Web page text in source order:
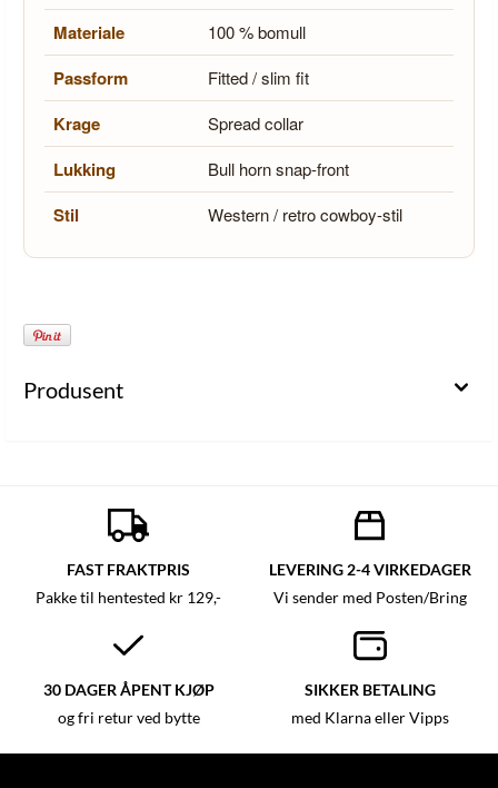
Materiale 100 % bomull
Passform Fitted / slim fit
Krage Spread collar
Lukking Bull horn snap-front
Stil Western / retro cowboy-stil
Produsent
FAST FRAKTPRIS
Pakke til hentested kr 129,-
LEVERING 2-4 VIRKEDAGER
Vi sender med Posten/Bring
30 DAGER ÅPENT KJØP
og fri retur ved bytte
SIKKER BETALING
med Klarna eller Vipps